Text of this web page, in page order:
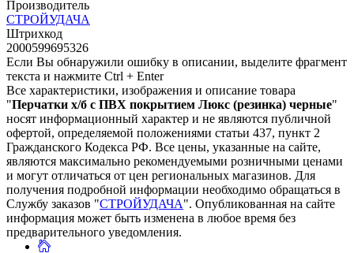
Производитель
СТРОЙУДАЧА
Штрихкод
2000599695326
Если Вы обнаружили ошибку в описании, выделите фрагмент
текста и нажмите Ctrl + Enter
Все характеристики, изображения и описание товара
"Перчатки х/б с ПВХ покрытием Люкс (резинка) черные"
носят информационный характер и не являются публичной
офертой, определяемой положениями статьи 437, пункт 2
Гражданского Кодекса РФ. Все цены, указанные на сайте,
являются максимально рекомендуемыми розничными ценами
и могут отличаться от цен региональных магазинов. Для
получения подробной информации необходимо обращаться в
Службу заказов "СТРОЙУДАЧА". Опубликованная на сайте
информация может быть изменена в любое время без
предварительного уведомления.